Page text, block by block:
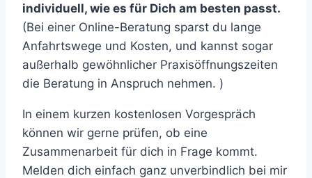
individuell, wie es für Dich am besten passt.
(Bei einer Online-Beratung sparst du lange
Anfahrtswege und Kosten, und kannst sogar
außerhalb gewöhnlicher Praxisöffnungszeiten
die Beratung in Anspruch nehmen. )
In einem kurzen kostenlosen Vorgespräch
können wir gerne prüfen, ob eine
Zusammenarbeit für dich in Frage kommt.
Melden dich einfach ganz unverbindlich bei mir